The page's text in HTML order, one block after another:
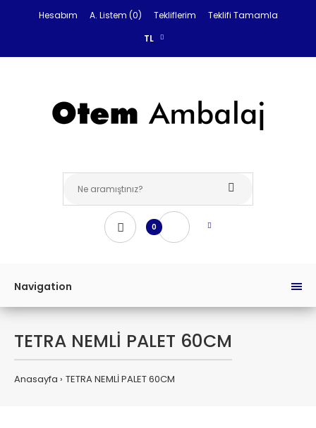
Hesabım A. Listem (0) Tekliflerim
Teklifi Tamamla
TL
0
Navigation
TETRA NEMLİ PALET 60CM
Anasayfa TETRA NEMLİ PALET 60CM